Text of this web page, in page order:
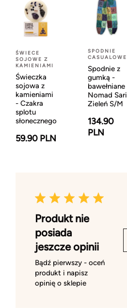
ŚWIECE
SOJOWE Z
KAMIENIAMI
Świeczka
sojowa z
kamieniami
- Czakra
splotu
słonecznego
59.90 PLN
SPODNIE
CASUALOWE
Spodnie z
gumką -
bawełniane
Nomad Sari
Zieleń S/M
134.90
PLN
Produkt nie
posiada
jeszcze opinii
Bądź pierwszy - oceń
produkt i napisz
opinię o sklepie